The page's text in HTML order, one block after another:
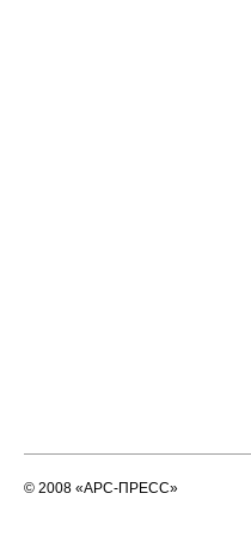
© 2008 «АРС-ПРЕСС»